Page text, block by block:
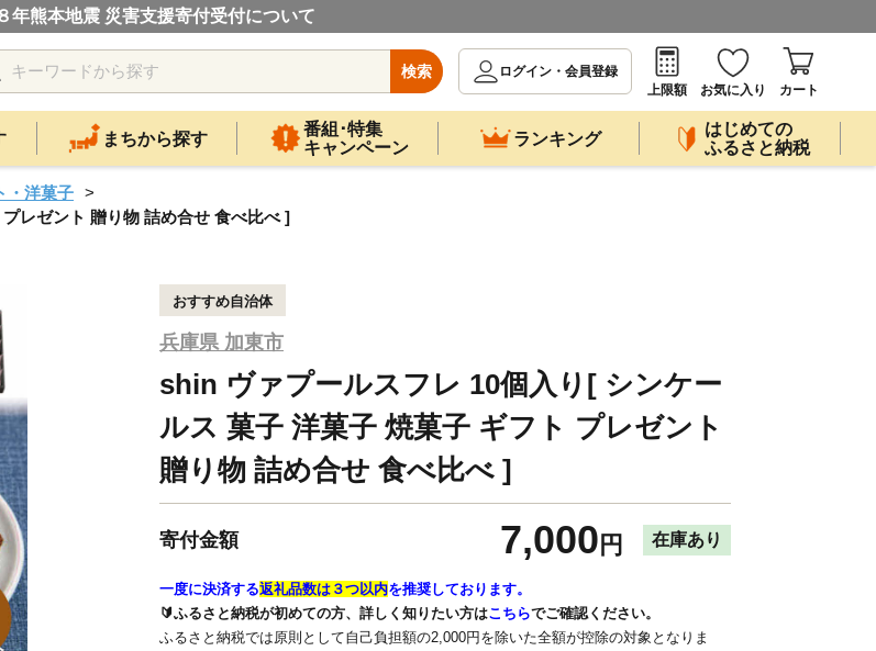
年熊本地震 災害支援寄付受付について
検索
ログイン・会員登録
上限額
お気に入り カート
まちから探す
番組･特集
キャンペーン
ランキング
はじめての
ふるさと納税
・洋菓子
レゼント 贈り物 詰め合せ 食べ比べ ]
おすすめ自治体
兵庫県 加東市
shin ヴァプールスフレ 10個入り[ シンケー
ルス 菓子 洋菓子 焼菓子 ギフト プレゼント
贈り物 詰め合せ 食べ比べ ]
寄付金額 7,000 円 在庫あり
一度に決済する返礼品数は３つ以内を推奨しております。
🔰ふるさと納税が初めての方、詳しく知りたい方はこちらでご確認ください。
ふるさと納税では原則として自己負担額の2,000円を除いた全額が控除の対象となりま